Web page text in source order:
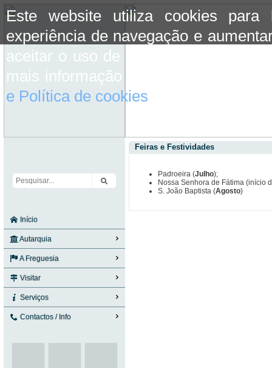
Este website utiliza cookies para
experiência de navegação e
aceitar o uso de cookies basta
mais informação consulte a
e Política de cookies
Início
Autarquia
A Freguesia
Visitar
Serviços
Contactos / Info
Feiras e Festividades
Padroeira (Julho);
Nossa Senhora de Fátima (início
S. João Baptista (Agosto)